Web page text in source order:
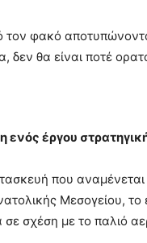
φακό
δεν θα είναι ποτέ
ενός έργου
που
Μεσογείου,
σε σχέση με το παλιό